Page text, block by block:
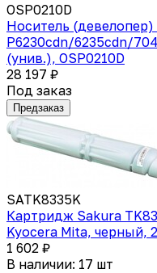
OSP0210D
Носитель (девелопер)
P6230cdn/6235cdn/
(унив.), OSP0210D
28 197 ₽
Под заказ
Предзаказ
SATK8335K
Картридж Sakura
Kyocera Mita, черный,
1 602 ₽
В наличии: 17 шт